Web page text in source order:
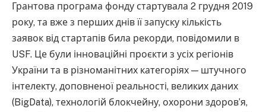
Грантова програма фонду стартувала 2 грудня 2019
року, та вже з перших днів її запуску кількість
заявок від стартапів била рекорди, повідомили в
USF. Це були інноваційні проєкти з усіх регіонів
України та в різноманітних категоріях — штучного
інтелекту, доповненої реальності, великих даних
(BigData), технологій блокчейну, охорони здоров’я,